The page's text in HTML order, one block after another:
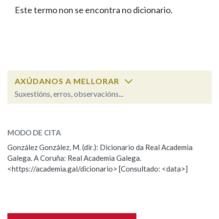
FIGURAS HOMENAXEADAS
PORTAL DAS PALABRAS
Facebook
TwitterYoutubeInstagram
Bluesky
BUSCAR NOS LEMAS
Remata por
BUSCAR NO CONTIDO
Nas definicións
Este termo non se encontra no dicionario.
AXÚDANOS A MELLORAR
Suxestións, erros, observacións...
Observación
Nome
MODO DE CITA
González González, M. (dir.): Dicionario da Real Academia
Galega. A Coruña: Real Academia Galega.
<https://academia.gal/dicionario> [Consultado: <data>]